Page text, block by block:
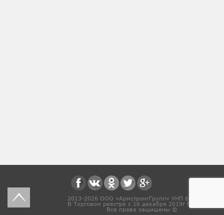
2013-2026 ООО «АрмстронгГрупп» УНП 691831571
В Торговом реестре с 16 декабря 2019г № 468454
Все права защищены ©